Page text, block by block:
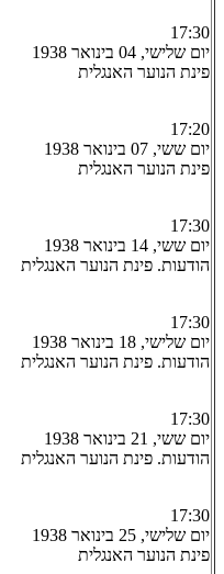
17:30
יום שלישי, 04 בינואר 1938
פינת הנוער האנגלית
17:20
יום ששי, 07 בינואר 1938
פינת הנוער האנגלית
17:30
יום ששי, 14 בינואר 1938
הודעות. פינת הנוער האנגלית
17:30
יום שלישי, 18 בינואר 1938
הודעות. פינת הנוער האנגלית
17:30
יום ששי, 21 בינואר 1938
הודעות. פינת הנוער האנגלית
17:30
יום שלישי, 25 בינואר 1938
פינת הנוער האנגלית